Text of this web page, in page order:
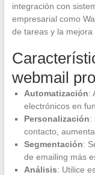
integración con
empresarial como
de tareas y la mejora
webmail
Automatización:
electrónicos en
Personalización:
contacto,
Segmentación:
de emailing más
Análisis: Utilice